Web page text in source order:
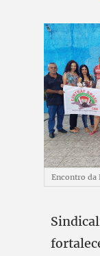
Encontro da